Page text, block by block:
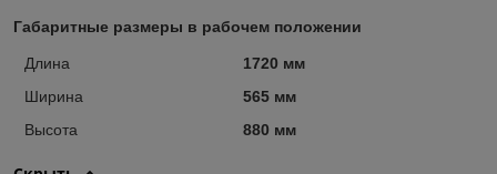
Габаритные размеры в рабочем положении
Длина
1720 мм
Ширина
565 мм
Высота
880 мм